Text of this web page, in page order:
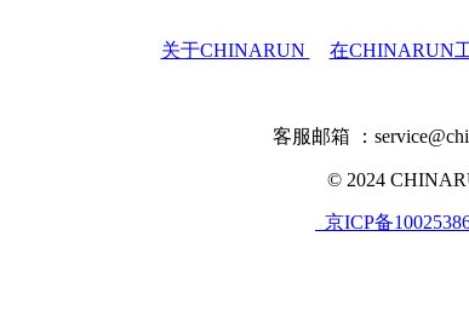
关于CHINARUN 在CHINARUN
客服邮箱 ：
© 2024
京ICP备